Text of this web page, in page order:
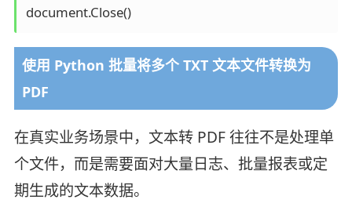
document.Close()
使用 Python 批量将多个 TXT 文本文件转换为
PDF
在真实业务场景中，文本转 PDF 往往不是处理单
个文件，而是需要面对大量日志、批量报表或定
期生成的文本数据。